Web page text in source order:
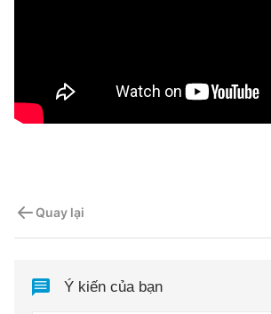
Quay lại
Ý kiến của bạn